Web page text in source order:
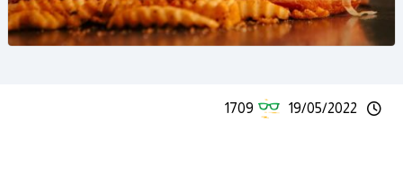
19/05/2022
1709